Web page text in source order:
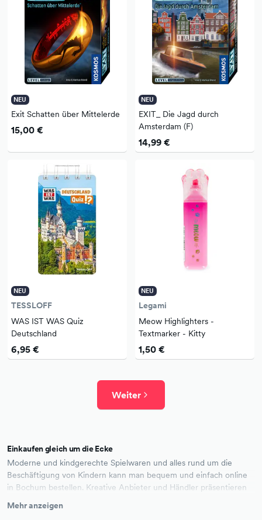
NEU
Exit Schatten über Mittelerde
15,00 €
NEU
EXIT_ Die Jagd durch
Amsterdam (F)
14,99 €
NEU
TESSLOFF
WAS IST WAS Quiz
Deutschland
6,95 €
NEU
Legami
Meow Highlighters -
Textmarker - Kitty
1,50 €
Weiter
Einkaufen gleich um die Ecke
Moderne und kindgerechte Spielwaren und alles rund um die
Beschäftigung von Kindern kann man bequem und einfach online
in Bochum bestellen. Kreative Anbieter und Händler präsentieren
Augenpaar strahlen lassen werden. Ob als einzigartige Idee zum
Mehr anzeigen